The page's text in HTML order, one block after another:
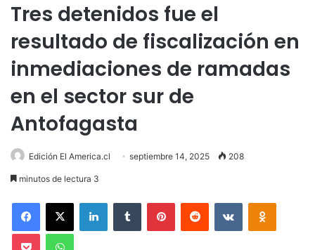
Tres detenidos fue el
resultado de fiscalización en
inmediaciones de ramadas
en el sector sur de
Antofagasta
Edición El America.cl septiembre 14, 2025 208
minutos de lectura 3
Facebook
X LinkedInTumblr PinterestReddit VKontakte
Pocket WhatsApp